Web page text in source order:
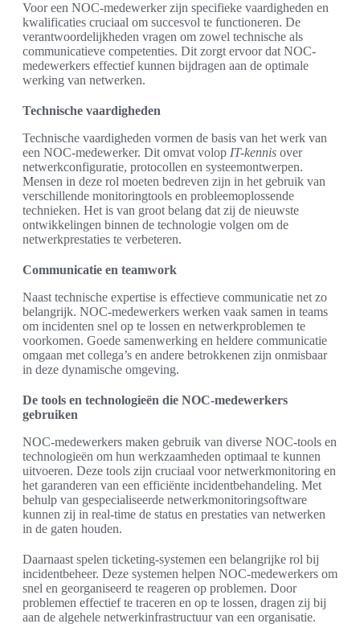
Voor een NOC-medewerker zijn specifieke vaardigheden en
kwalificaties cruciaal om succesvol te functioneren. De
verantwoordelijkheden vragen om zowel technische als
communicatieve competenties. Dit zorgt ervoor dat NOC-
medewerkers effectief kunnen bijdragen aan de optimale
werking van netwerken.
Technische vaardigheden
Technische vaardigheden vormen de basis van het werk van
een NOC-medewerker. Dit omvat volop IT-kennis over
netwerkconfiguratie, protocollen en systeemontwerpen.
Mensen in deze rol moeten bedreven zijn in het gebruik van
verschillende monitoringtools en probleemoplossende
technieken. Het is van groot belang dat zij de nieuwste
ontwikkelingen binnen de technologie volgen om de
netwerkprestaties te verbeteren.
Communicatie en teamwork
Naast technische expertise is effectieve communicatie net zo
belangrijk. NOC-medewerkers werken vaak samen in teams
om incidenten snel op te lossen en netwerkproblemen te
voorkomen. Goede samenwerking en heldere communicatie
omgaan met collega’s en andere betrokkenen zijn onmisbaar
in deze dynamische omgeving.
De tools en technologieën die NOC-medewerkers
gebruiken
NOC-medewerkers maken gebruik van diverse NOC-tools en
technologieën om hun werkzaamheden optimaal te kunnen
uitvoeren. Deze tools zijn cruciaal voor netwerkmonitoring en
het garanderen van een efficiënte incidentbehandeling. Met
behulp van gespecialiseerde netwerkmonitoringsoftware
kunnen zij in real-time de status en prestaties van netwerken
in de gaten houden.
Daarnaast spelen ticketing-systemen een belangrijke rol bij
incidentbeheer. Deze systemen helpen NOC-medewerkers om
snel en georganiseerd te reageren op problemen. Door
problemen effectief te traceren en op te lossen, dragen zij bij
aan de algehele netwerkinfrastructuur van een organisatie.